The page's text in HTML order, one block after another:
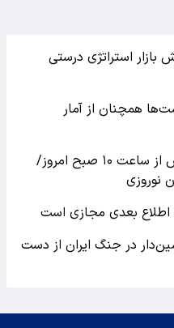
بازار استراتژی درستی
همچنان از آمار
اعمال محدودیت تردد در چالوس از ساعت ۱۰ صبح امروز/
نوروزی
اطلاع بعدی مجازی است
سرنشین‌دار در جنگ ایران از دست